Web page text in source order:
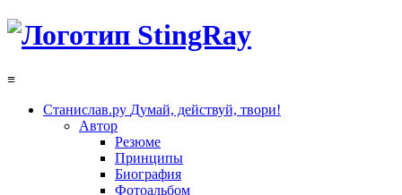
≡
Станислав.ру Думай, действуй, твори!
Автор
Резюме
Принципы
Биография
Фотоальбом